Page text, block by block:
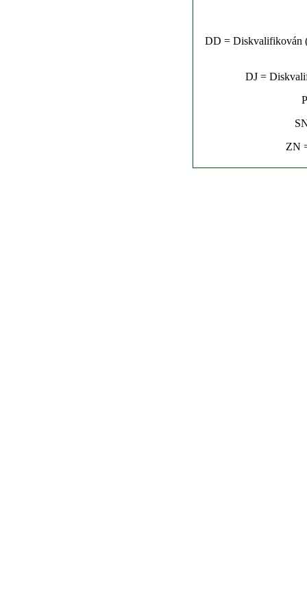
DD = Diskvalifikován
DJ =
ZN